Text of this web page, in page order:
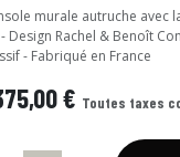
murale autruche avec
Design Rachel & Benoît
- Fabriqué en France
€ Toutes taxes